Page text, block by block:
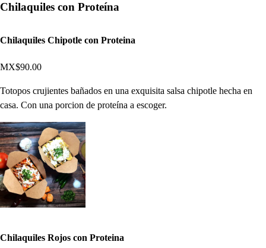
Chilaquiles con Proteína
Chilaquiles Chipotle con Proteina
MX$90.00
Totopos crujientes bañados en una exquisita salsa chipotle hecha en
casa. Con una porcion de proteína a escoger.
Chilaquiles Rojos con Proteina